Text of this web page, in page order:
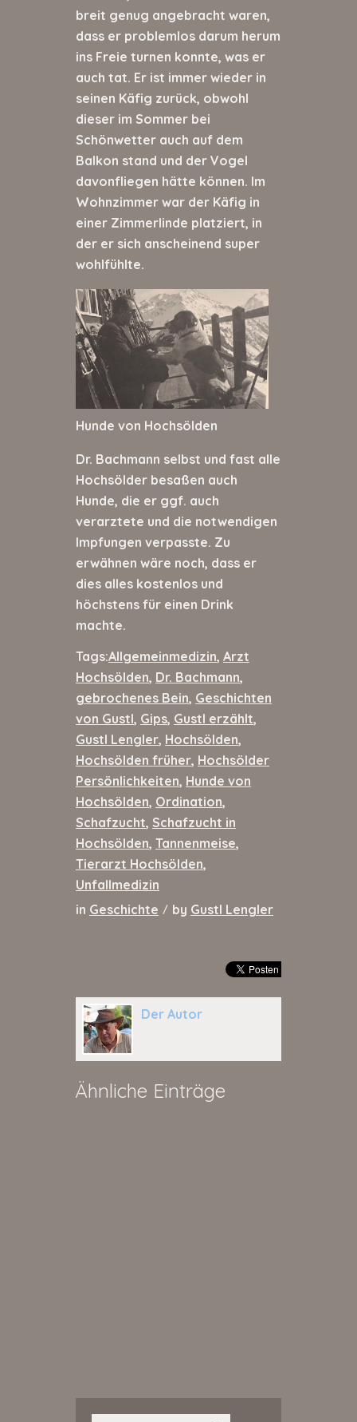
breit genug angebracht waren,
dass er problemlos darum herum
ins Freie turnen konnte, was er
auch tat. Er ist immer wieder in
seinen Käfig zurück, obwohl
dieser im Sommer bei
Schönwetter auch auf dem
Balkon stand und der Vogel
davonfliegen hätte können. Im
Wohnzimmer war der Käfig in
einer Zimmerlinde platziert, in
der er sich anscheinend super
wohlfühlte.
Hunde von Hochsölden
Dr. Bachmann selbst und fast alle
Hochsölder besaßen auch
Hunde, die er ggf. auch
verarztete und die notwendigen
Impfungen verpasste. Zu
erwähnen wäre noch, dass er
dies alles kostenlos und
höchstens für einen Drink
machte.
Tags:Allgemeinmedizin, Arzt
Hochsölden, Dr. Bachmann,
gebrochenes Bein, Geschichten
von Gustl, Gips, Gustl erzählt,
Gustl Lengler, Hochsölden,
Hochsölden früher, Hochsölder
Persönlichkeiten, Hunde von
Hochsölden, Ordination,
Schafzucht, Schafzucht in
Hochsölden, Tannenmeise,
Tierarzt Hochsölden,
Unfallmedizin
in Geschichte / by Gustl Lengler
Der Autor
Ähnliche Einträge